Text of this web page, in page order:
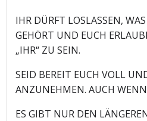
IHR DÜRFT LOSLASSEN,
GEHÖRT UND EUCH
„IHR“ ZU SEIN.
SEID BEREIT EUCH VOLL
ANZUNEHMEN. AUCH WENN
ES GIBT NUR DEN